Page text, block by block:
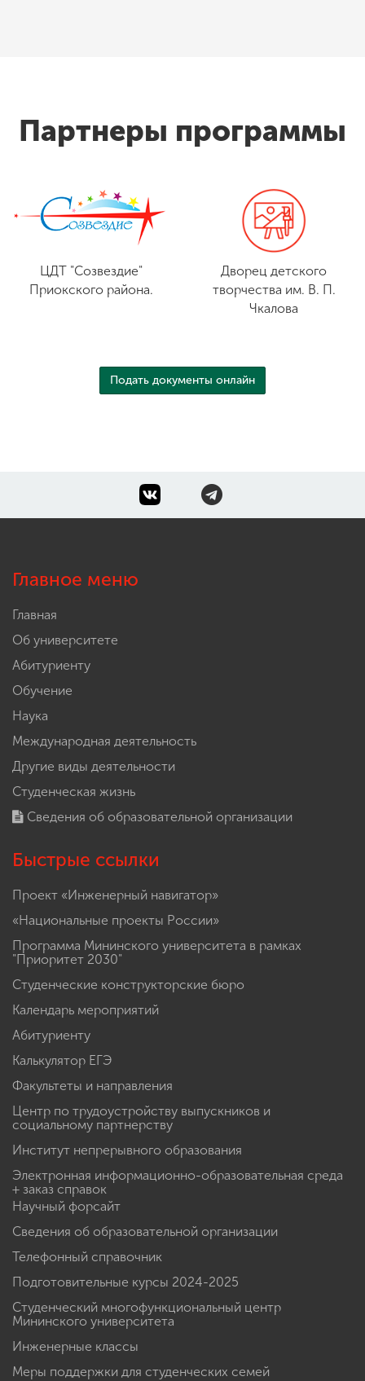
Партнеры программы
ЦДТ "Созвездие"
Приокского района.
Дворец детского
творчества им. В. П.
Чкалова
Подать документы онлайн
Главное меню
Главная
Об университете
Абитуриенту
Обучение
Наука
Международная деятельность
Другие виды деятельности
Студенческая жизнь
Сведения об образовательной организации
Быстрые ссылки
Проект «Инженерный навигатор»
«Национальные проекты России»
Программа Мининского университета в рамках
"Приоритет 2030"
Студенческие конструкторские бюро
Календарь мероприятий
Абитуриенту
Калькулятор ЕГЭ
Факультеты и направления
Центр по трудоустройству выпускников и
социальному партнерству
Институт непрерывного образования
Электронная информационно-образовательная среда
+ заказ справок
Научный форсайт
Сведения об образовательной организации
Телефонный справочник
Подготовительные курсы 2024-2025
Студенческий многофункциональный центр
Мининского университета
Инженерные классы
Меры поддержки для студенческих семей